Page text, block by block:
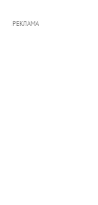
РЕКЛАМА